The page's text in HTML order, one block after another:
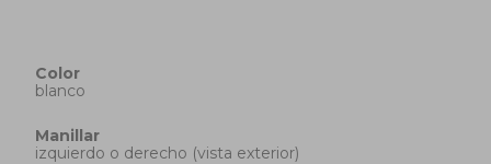
Color
blanco
Manillar
izquierdo o derecho (vista exterior)